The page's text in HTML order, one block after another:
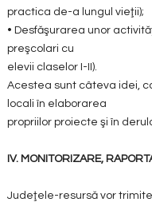
practica de-a lungul vieţii);
• Desfăşurarea unor
preşcolari cu
elevii claselor I-II).
Acestea sunt câteva idei,
locali în elaborarea
propriilor proiecte şi în
IV. MONITORIZARE,
Judeţele-resursă vor